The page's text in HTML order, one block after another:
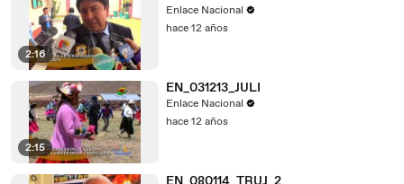
2:16
Enlace Nacional
hace 12 años
2:15
EN_031213_JULI
Enlace Nacional
hace 12 años